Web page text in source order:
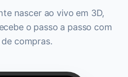
nascer ao vivo em 3D,
o passo a passo com
compras.